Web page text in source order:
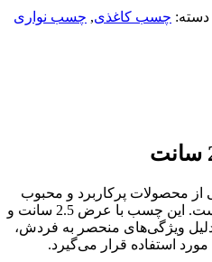
دسته: چسب کاغذی, چسب نواری
2.5 سانت یکی از محصولات پرکاربرد و محبوب
در بین انواع چسب‌های کاغذی است. این چسب با عرض 2.5 سانت و
به دلیل ویژگی‌های منحصر به فردش،
استفاده قرار می‌گیرد.